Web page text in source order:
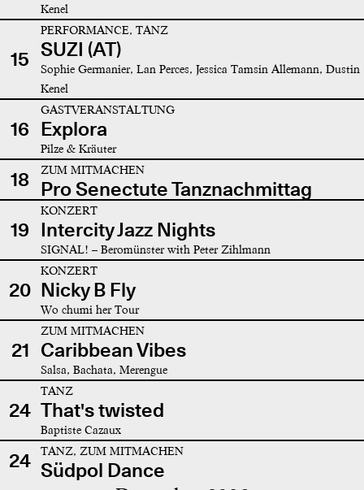
Kenel
15
PERFORMANCE, TANZ
SUZI (AT)
Sophie Germanier, Lan Perces, Jessica Tamsin Allemann, Dustin
Kenel
16
GASTVERANSTALTUNG
Explora
Pilze & Kräuter
18 ZUM MITMACHEN
Pro Senectute Tanznachmittag
19
KONZERT
Intercity Jazz Nights
SIGNAL! – Beromünster with Peter Zihlmann
20
KONZERT
Nicky B Fly
Wo chumi her Tour
21
ZUM MITMACHEN
Caribbean Vibes
Salsa, Bachata, Merengue
24
TANZ
That's twisted
Baptiste Cazaux
24 TANZ, ZUM MITMACHEN
Südpol Dance